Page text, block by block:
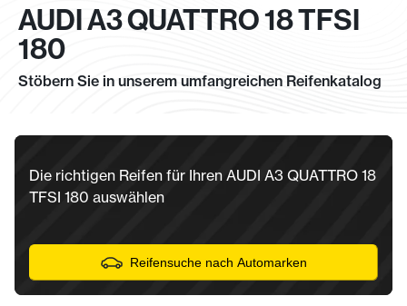
AUDI A3 QUATTRO 18 TFSI
180
Stöbern Sie in unserem umfangreichen Reifenkatalog
Die richtigen Reifen für Ihren AUDI A3 QUATTRO 18
TFSI 180 auswählen
Reifensuche nach Automarken